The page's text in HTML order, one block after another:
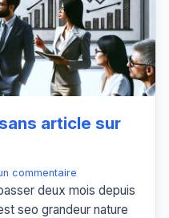
article sur
commentaire
deux mois depuis
seo grandeur nature